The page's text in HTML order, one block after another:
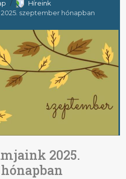
Híreink
szeptember hónapban
2025.